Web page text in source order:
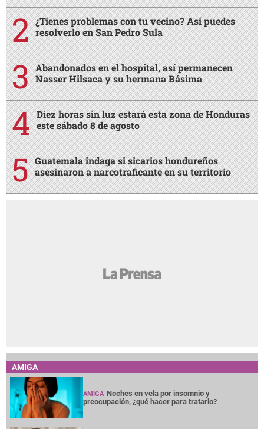
¿Tienes problemas con tu vecino? Así puedes
resolverlo en San Pedro Sula
Abandonados en el hospital, así permanecen
Nasser Hilsaca y su hermana Básima
Diez horas sin luz estará esta zona de Honduras
este sábado 8 de agosto
Guatemala indaga si sicarios hondureños
asesinaron a narcotraficante en su territorio
AMIGA
AMIGA Noches en vela por insomnio y
preocupación, ¿qué hacer para tratarlo?